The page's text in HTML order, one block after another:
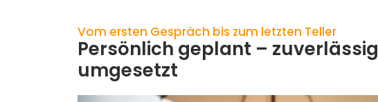
Vom ersten Gespräch bis zum letzten Teller
Persönlich geplant – zuverlässig
umgesetzt